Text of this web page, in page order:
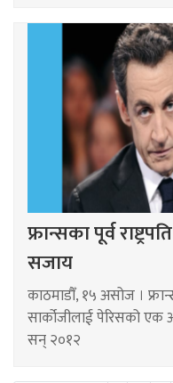
फ्रान्सका पूर्व
सजाय
काठमाडौँ, १५ असोज ।
सार्कोजीलाई पेरिसको
सन् २०१२